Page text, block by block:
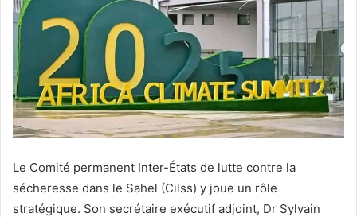
Le Comité permanent Inter-États de lutte contre la
sécheresse dans le Sahel (Cilss) y joue un rôle
stratégique. Son secrétaire exécutif adjoint, Dr Sylvain